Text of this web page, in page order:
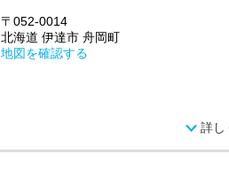
〒052-0014
北海道 伊達市 舟岡町
地図を確認する
詳し